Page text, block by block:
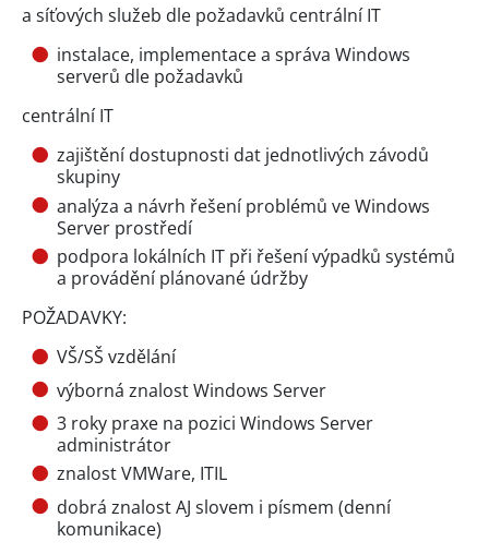
a síťových služeb dle požadavků centrální IT
instalace, implementace a správa Windows
serverů dle požadavků
centrální IT
zajištění dostupnosti dat jednotlivých závodů
skupiny
analýza a návrh řešení problémů ve Windows
Server prostředí
podpora lokálních IT při řešení výpadků systémů
a provádění plánované údržby
POŽADAVKY:
VŠ/SŠ vzdělání
výborná znalost Windows Server
3 roky praxe na pozici Windows Server
administrátor
znalost VMWare, ITIL
dobrá znalost AJ slovem i písmem (denní
komunikace)